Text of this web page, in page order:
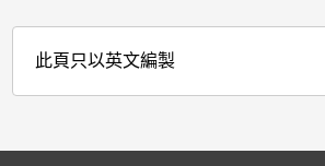
此頁只以英文編製